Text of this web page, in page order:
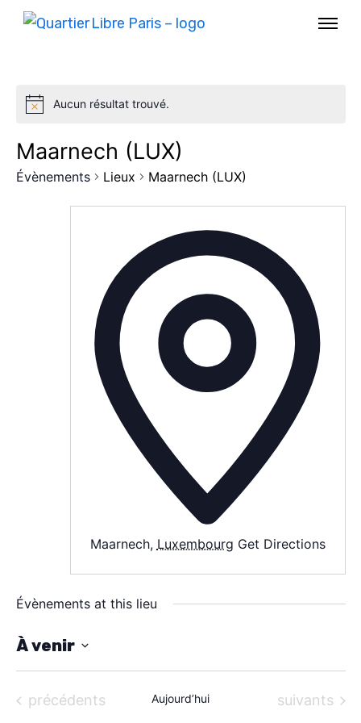
AGENDA
SPECTACLE
À PROPOS
CONTACT
Aucun résultat trouvé.
Maarnech (LUX)
Évènements Lieux Maarnech (LUX)
Maarnech, Luxembourg Get Directions
Évènements at this lieu
À venir
S
é Évènements
précédents Aujourd’hui Évènements
suivants